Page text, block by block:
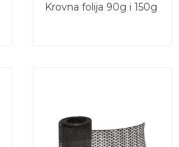
Krovna folija 90g i 150g